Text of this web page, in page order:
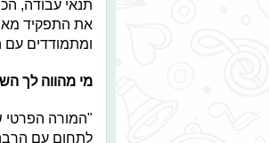
תנאי עבודה,
את התפקיד
ומתמודדים עם
מי מהווה לך
"המורה הפרטי
לתחום עם